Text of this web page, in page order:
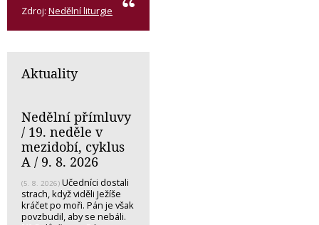
Zdroj: Nedělní liturgie
Aktuality
Nedělní přímluvy
/ 19. neděle v
mezidobí, cyklus
A / 9. 8. 2026
(5. 8. 2026) Učedníci dostali
strach, když viděli Ježíše
kráčet po moři. Pán je však
povzbudil, aby se nebáli.